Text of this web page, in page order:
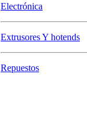
Electrónica
Extrusores Y hotends
Repuestos